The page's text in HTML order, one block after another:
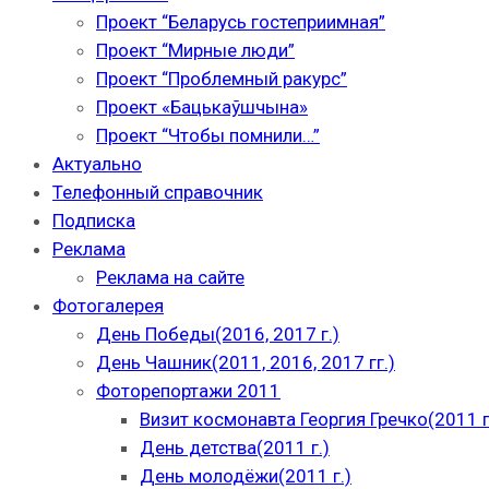
Проект “Беларусь гостеприимная”
Проект “Мирные люди”
Проект “Проблемный ракурс”
Проект «Бацькаўшчына»
Проект “Чтобы помнили…”
Актуально
Телефонный справочник
Подписка
Реклама
Реклама на сайте
Фотогалерея
День Победы(2016, 2017 г.)
День Чашник(2011, 2016, 2017 гг.)
Фоторепортажи 2011
Визит космонавта Георгия Гречко(2011
День детства(2011 г.)
День молодёжи(2011 г.)